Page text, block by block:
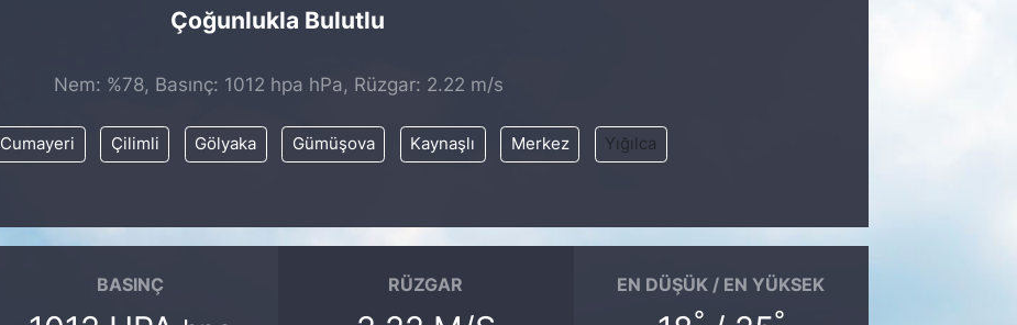
Çoğunlukla Bulutlu
Nem: %78, Basınç: 1012 hpa hPa, Rüzgar: 2.22 m/s
Cumayeri Çilimli Gölyaka Gümüşova Kaynaşlı Merkez Yığılca
BASINÇ RÜZGAR EN DÜŞÜK / EN YÜKSEK
° °